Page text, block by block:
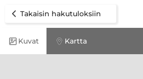
Takaisin hakutuloksiin
Kuvat Kartta